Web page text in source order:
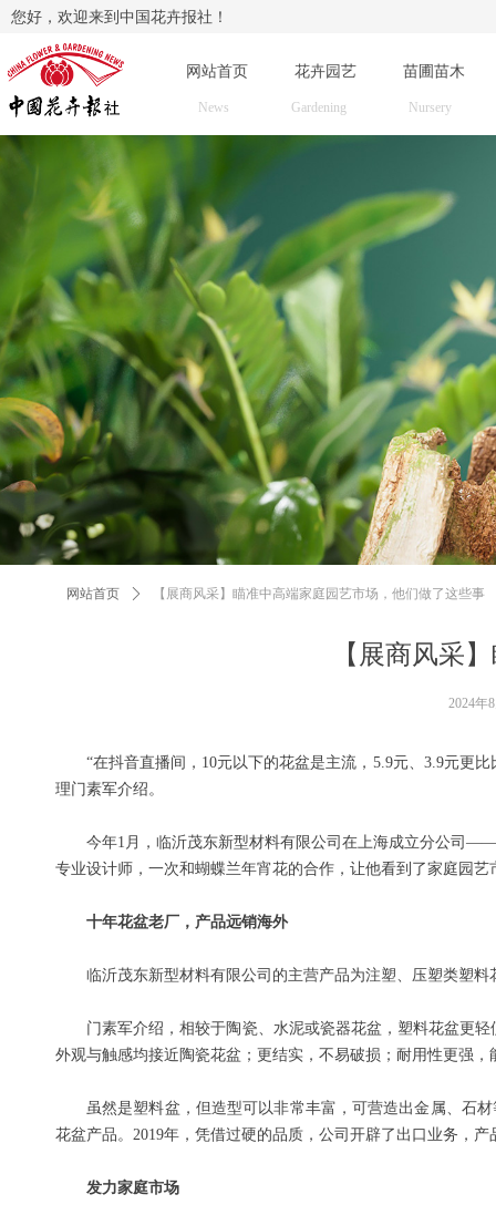
您好，欢迎来到中国花卉报社！
网站首页 花卉园艺 苗圃苗木
News Gardening Nursery
【展商风采
网站首页 ꄲ 【展商风采】瞄准中高端家庭园艺市场，他们做了这些事
“在抖音直播间，10元以下的花盆是主流，5.9元、3.9元更
理门素军介绍。
今年1月，临沂茂东新型材料有限公司在上海成立分公司
专业设计师，一次和蝴蝶兰年宵花的合作，让他看到了家庭园艺
十年花盆老厂，产品远销海外
临沂茂东新型材料有限公司的主营产品为注塑、压塑类塑
门素军介绍，相较于陶瓷、水泥或瓷器花盆，塑料花盆更
外观与触感均接近陶瓷花盆；更结实，不易破损；耐用性更强
虽然是塑料盆，但造型可以非常丰富，可营造出金属、石
花盆产品。2019年，凭借过硬的品质，公司开辟了出口业务，
发力家庭市场
2024年